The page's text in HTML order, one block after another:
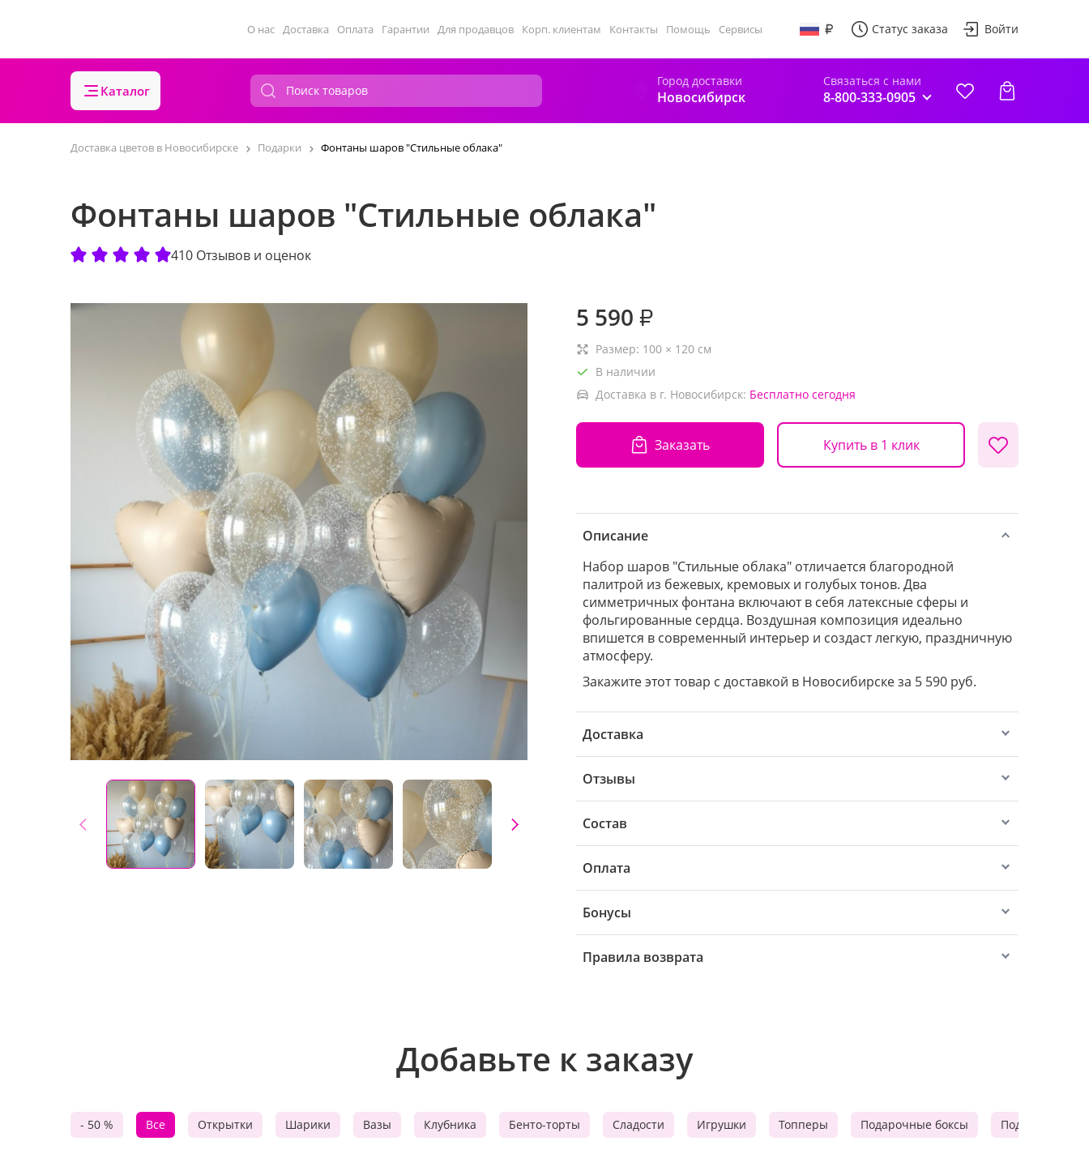
О нас Доставка Оплата Гарантии Для продавцов Корп. клиентам Контакты Помощь Сервисы Статус заказа Войти
Каталог
Город доставки
Новосибирск
Связаться с нами
8-800-333-0905
Доставка цветов в Новосибирске Подарки Фонтаны шаров "Стильные облака"
Фонтаны шаров "Стильные облака"
410 Отзывов и оценок
5 590 ₽
Размер: 100 × 120 см
В наличии
Доставка в г. Новосибирск: Бесплатно сегодня
Заказать Купить в 1 клик
Описание
Набор шаров "Стильные облака" отличается благородной
палитрой из бежевых, кремовых и голубых тонов. Два
симметричных фонтана включают в себя латексные сферы и
фольгированные сердца. Воздушная композиция идеально
впишется в современный интерьер и создаст легкую, праздничную
атмосферу.
Закажите этот товар с доставкой в Новосибирске за 5 590 руб.
Доставка
Отзывы
Состав
Оплата
Бонусы
Правила возврата
Добавьте к заказу
- 50 % Все Открытки Шарики Вазы Клубника Бенто-торты Сладости Игрушки Топперы Подарочные боксы Подарочные